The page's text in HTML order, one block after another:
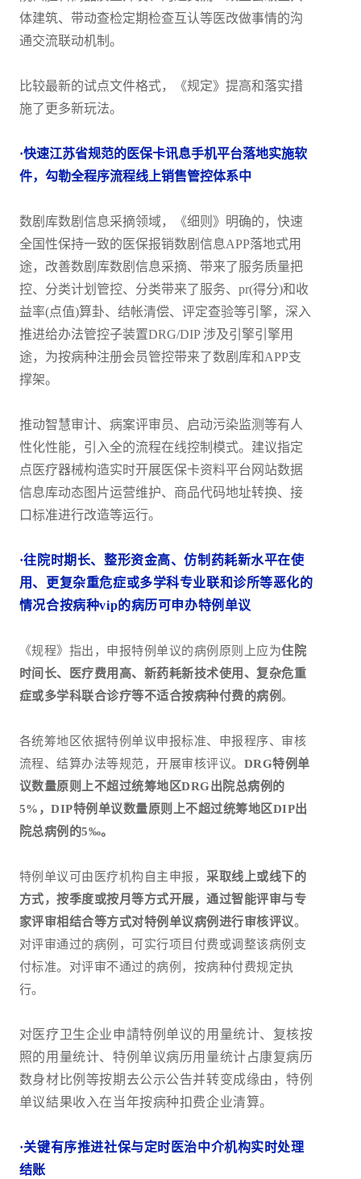
体建筑、带动查检定期检查互认等医改做事情的沟
通交流联动机制。
比较最新的试点文件格式，《规定》提高和落实措
施了更多新玩法。
·快速江苏省规范的医保卡讯息手机平台落地实施软
件，勾勒全程序流程线上销售管控体系中
数剧库数剧信息采摘领域，《细则》明确的，快速
全国性保持一致的医保报销数剧信息APP落地式用
途，改善数剧库数剧信息采摘、带来了服务质量把
控、分类计划管控、分类带来了服务、pr(得分)和收
益率(点值)算卦、结帐清偿、评定查验等引擎，深入
推进给办法管控子装置DRG/DIP 涉及引擎引擎用
途，为按病种注册会员管控带来了数剧库和APP支
撑架。
推动智慧审计、病案评审员、启动污染监测等有人
性化性能，引入全的流程在线控制模式。建议指定
点医疗器械构造实时开展医保卡资料平台网站数据
信息库动态图片运营维护、商品代码地址转换、接
口标准进行改造等运行。
·往院时期长、整形资金高、仿制药耗新水平在使
用、更复杂重危症或多学科专业联和诊所等恶化的
情况合按病种vip的病历可申办特例单议
《规程》指出，申报特例单议的病例原则上应为住院
时间长、医疗费用高、新药耗新技术使用、复杂危重
症或多学科联合诊疗等不适合按病种付费的病例。
各统筹地区依据特例单议申报标准、申报程序、审核
流程、结算办法等规范，开展审核评议。 DRG特例单
议数量原则上不超过统筹地区DRG出院总病例的
5%，DIP特例单议数量原则上不超过统筹地区DIP出
院总病例的5‰。
特例单议可由医疗机构自主申报， 采取线上或线下的
方式，按季度或按月等方式开展，通过智能评审与专
家评审相结合等方式对特例单议病例进行审核评议。
对评审通过的病例，可实行项目付费或调整该病例支
付标准。对评审不通过的病例，按病种付费规定执
行。
对医疗卫生企业申請特例单议的用量统计、复核按
照的用量统计、特例单议病历用量统计占康复病历
数身材比例等按期去公示公告并转变成缘由，特例
单议結果收入在当年按病种扣费企业清算。
·关键有序推进社保与定时医治中介机构实时处理
结账